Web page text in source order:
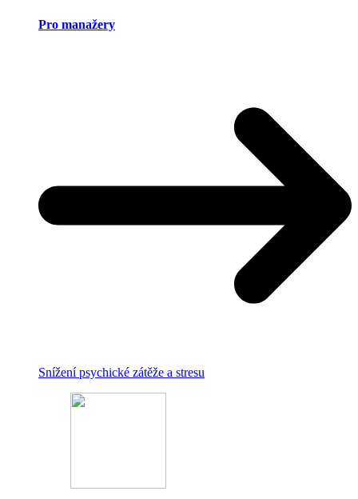
Pro manažery
Snížení psychické zátěže a stresu